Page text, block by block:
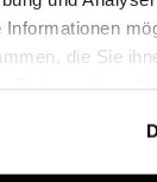
Informationen
die Sie
bis 50